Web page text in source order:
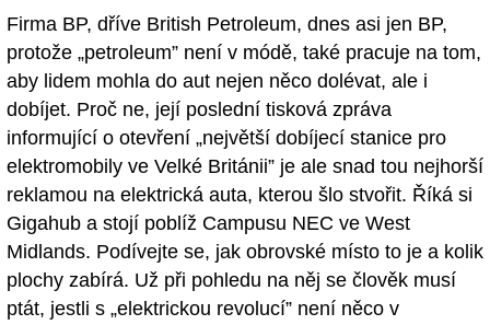
Firma BP, dříve British Petroleum, dnes asi jen BP,
protože „petroleum” není v módě, také pracuje na tom,
aby lidem mohla do aut nejen něco dolévat, ale i
dobíjet. Proč ne, její poslední tisková zpráva
informující o otevření „největší dobíjecí stanice pro
elektromobily ve Velké Británii” je ale snad tou nejhorší
reklamou na elektrická auta, kterou šlo stvořit. Říká si
Gigahub a stojí poblíž Campusu NEC ve West
Midlands. Podívejte se, jak obrovské místo to je a kolik
plochy zabírá. Už při pohledu na něj se člověk musí
ptát, jestli s „elektrickou revolucí” není něco v